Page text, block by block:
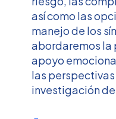
así como las
manejo de los
abordaremos la
apoyo
las
investigación